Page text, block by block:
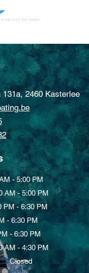
131a, 2460 Kasterlee
- 5:00 PM
- 5:00 PM
- 6:30 PM
- 6:30 PM
- 6:30 PM
- 4:30 PM